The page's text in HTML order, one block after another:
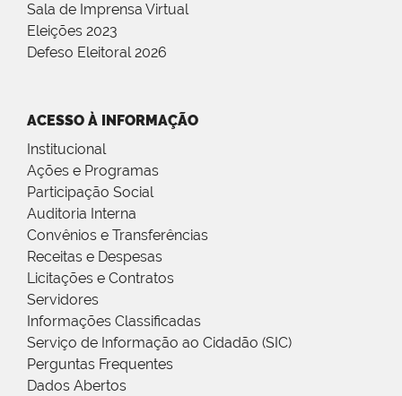
Sala de Imprensa Virtual
Eleições 2023
Defeso Eleitoral 2026
ACESSO À INFORMAÇÃO
Institucional
Ações e Programas
Participação Social
Auditoria Interna
Convênios e Transferências
Receitas e Despesas
Licitações e Contratos
Servidores
Informações Classificadas
Serviço de Informação ao Cidadão (SIC)
Perguntas Frequentes
Dados Abertos